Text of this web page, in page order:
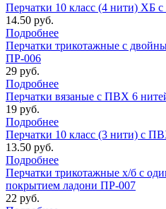
Перчатки 10 класс (4 нити) ХБ
14.50 руб.
Подробнее
Перчатки трикотажные с
ПР-006
29 руб.
Подробнее
Перчатки вязаные с ПВХ 6
19 руб.
Подробнее
Перчатки 10 класс (3 нити) с
13.50 руб.
Подробнее
Перчатки трикотажные х/б с
покрытием ладони ПР-007
22 руб.